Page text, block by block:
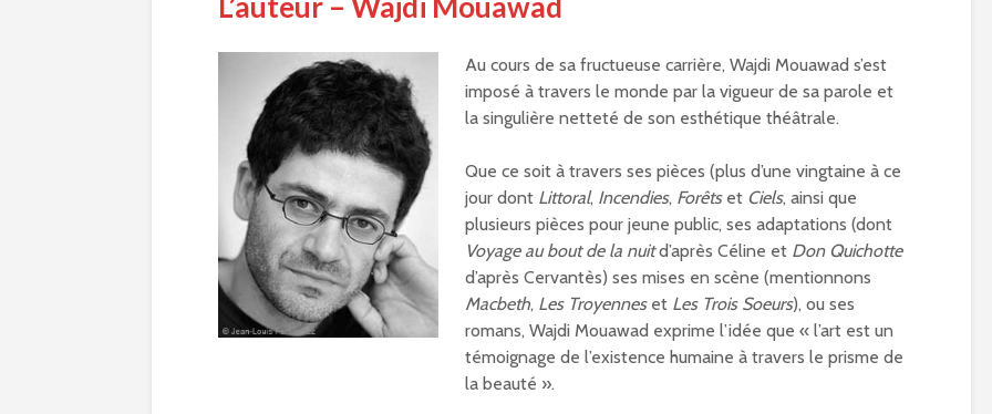
Au cours de sa fructueuse carrière, Wajdi Mouawad s’est
imposé à travers le monde par la vigueur de sa parole et
la singulière netteté de son esthétique théâtrale.
Que ce soit à travers ses pièces (plus d’une vingtaine à ce
jour dont Littoral, Incendies, Forêtset Ciels, ainsi que
plusieurs pièces pour jeune public, ses adaptations (dont
Voyage au bout de la nuitd’après Céline et Don Quichotte
d’après Cervantès) ses mises en scène (mentionnons
Macbeth, Les Troyenneset Les Trois Soeurs), ou ses
romans, Wajdi Mouawad exprime l’idée que « l’art est un
témoignage de l’existence humaine à travers le prisme de
la beauté ».